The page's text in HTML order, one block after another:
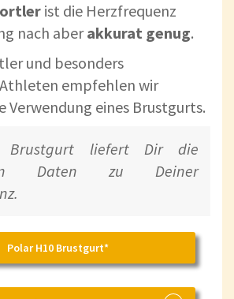
ist die Herzfrequenz
nach aberakkurat genug.
und besonders
empfehlen wir
Verwendung eines Brustgurts.
Brustgurt liefert Dir die
Daten zu Deiner
Polar H10 Brustgurt*